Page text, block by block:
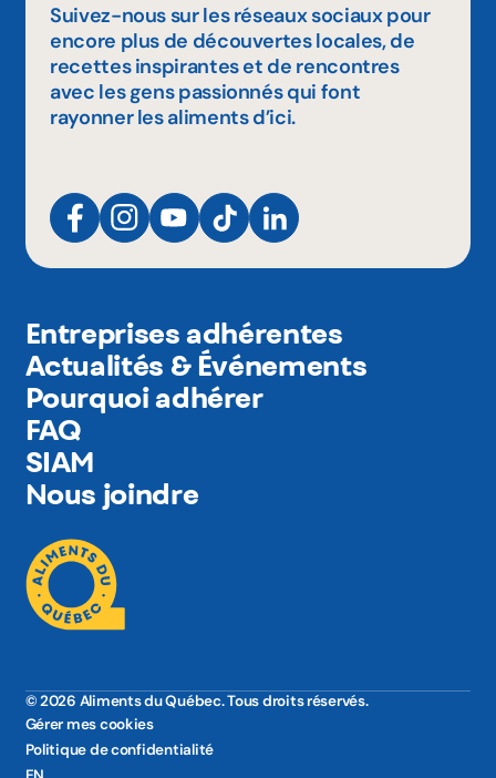
Suivez-nous sur les réseaux sociaux pour
encore plus de découvertes locales, de
recettes inspirantes et de rencontres
avec les gens passionnés qui font
rayonner les aliments d’ici.
Entreprises adhérentes
Actualités & Événements
Pourquoi adhérer
FAQ
SIAM
Nous joindre
© 2026 Aliments du Québec. Tous droits réservés.
Gérer mes cookies
Politique de confidentialité